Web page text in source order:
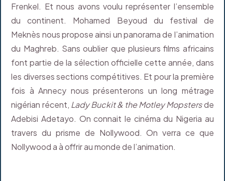
Frenkel. Et nous avons voulu représenter l’ensemble
du continent. Mohamed Beyoud du festival de
Meknès nous propose ainsi un panorama de l’animation
du Maghreb. Sans oublier que plusieurs films africains
font partie de la sélection officielle cette année, dans
les diverses sections compétitives. Et pour la première
fois à Annecy nous présenterons un long métrage
nigérian récent, Lady Buckit & the Motley Mopstersde
Adebisi Adetayo. On connait le cinéma du Nigeria au
travers du prisme de Nollywood. On verra ce que
Nollywood a à offrir au monde de l’animation.